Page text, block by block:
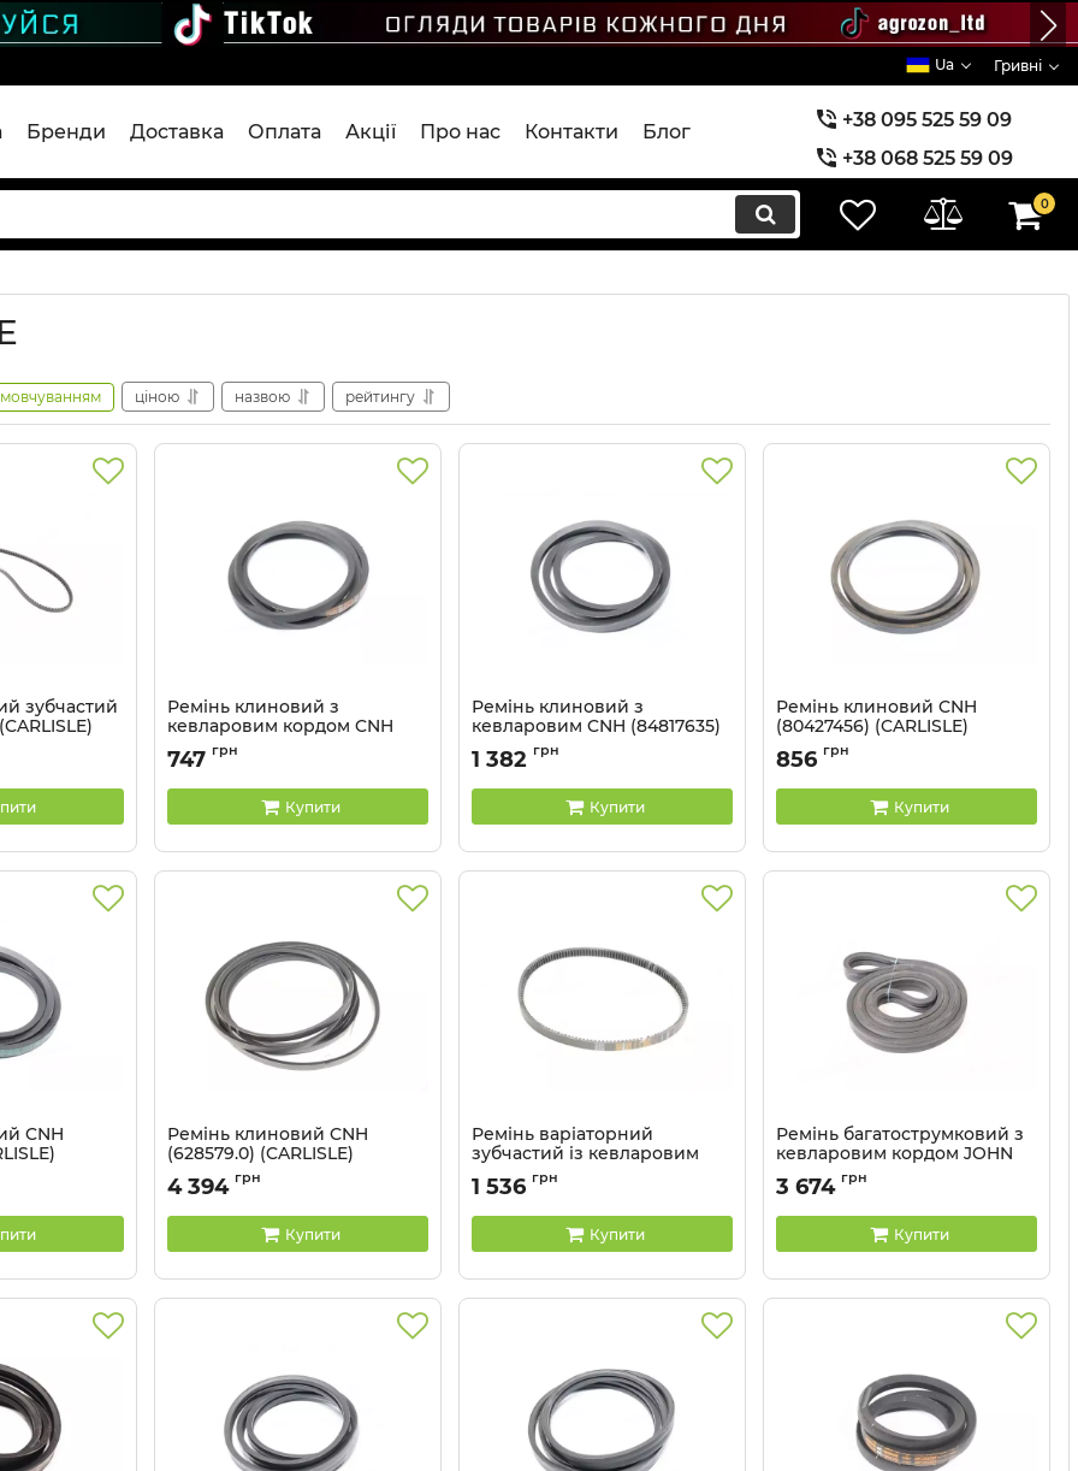
Ua Гривні
Бренди Доставка Оплата Акції Про нас Контакти Блог
+38 095 525 59 09
+38 068 525 59 09
+38 073 525 59 09
0
ціною назвою рейтингу
зубчастий
Ремінь клиновий з
кевларовим кордом CNH
16F1956 (80387931; 84073457)
(CARLISLE)
Артикул: HB77
747 грн
Купити
Ремінь клиновий з
кевларовим CNH (84817635)
(CARLISLE)
Артикул:
1 382 грн
Купити
Ремінь клиновий CNH
(80427456) (CARLISLE)
Артикул: HB88
856 грн
Купити
CNH
Ремінь клиновий CNH
(628579.0) (CARLISLE)
Артикул: HC289
4 394 грн
Купити
Ремінь варіаторний
зубчастий із кевларовим
кордом CNH (181359C1)
(CARLISLE)
Артикул: HJ67
1 536 грн
Купити
Ремінь багатострумковий з
кевларовим кордом JOHN
DEERE (H235564)(CARLISLE)
Артикул:
3 674 грн
Купити